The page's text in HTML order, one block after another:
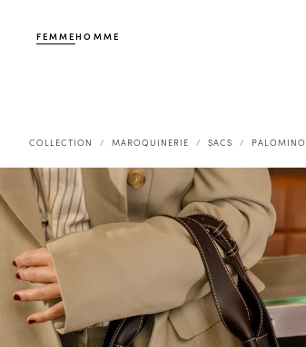
FEMMEHOMME
COLLECTION MAROQUINERIE SACS PALOMINO